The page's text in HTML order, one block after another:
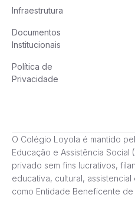
Infraestrutura
Documentos
Institucionais
Política de
Privacidade
O Colégio Loyola é mantido
Educação e Assistência Social
privado sem fins lucrativos,
educativa, cultural,
como Entidade Beneficente de